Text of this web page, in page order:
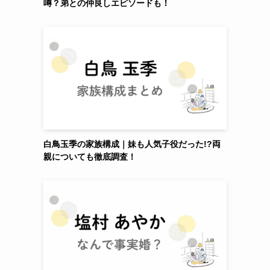
噂？弟との仲良しエピソードも！
白鳥玉季の家族構成｜妹も人気子役だった!?両
親についても徹底調査！